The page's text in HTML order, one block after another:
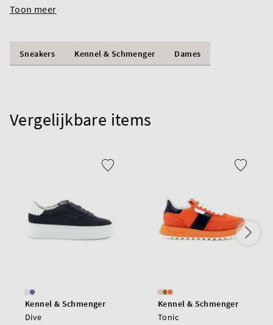
Toon meer
Sneakers Kennel & Schmenger Dames
Vergelijkbare items
Kennel & Schmenger
Dive
Kennel & Schmenger
Tonic